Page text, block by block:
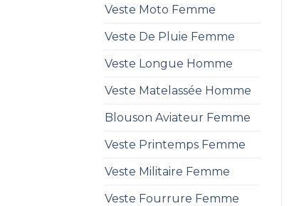
Veste Moto Femme
Veste De Pluie Femme
Veste Longue Homme
Veste Matelassée Homme
Blouson Aviateur Femme
Veste Printemps Femme
Veste Militaire Femme
Veste Fourrure Femme